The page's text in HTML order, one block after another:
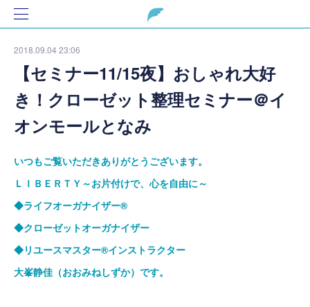
2018.09.04 23:06
【セミナー11/15夜】おしゃれ大好
き！クローゼット整理セミナー＠イ
オンモールとなみ
いつもご覧いただきありがとうございます。
ＬＩＢＥＲＴＹ～お片付けで、心を自由に～
◆ライフオーガナイザー®
◆クローゼットオーガナイザー
◆リユースマスター®インストラクター
大峯静佳（おおみねしずか）です。